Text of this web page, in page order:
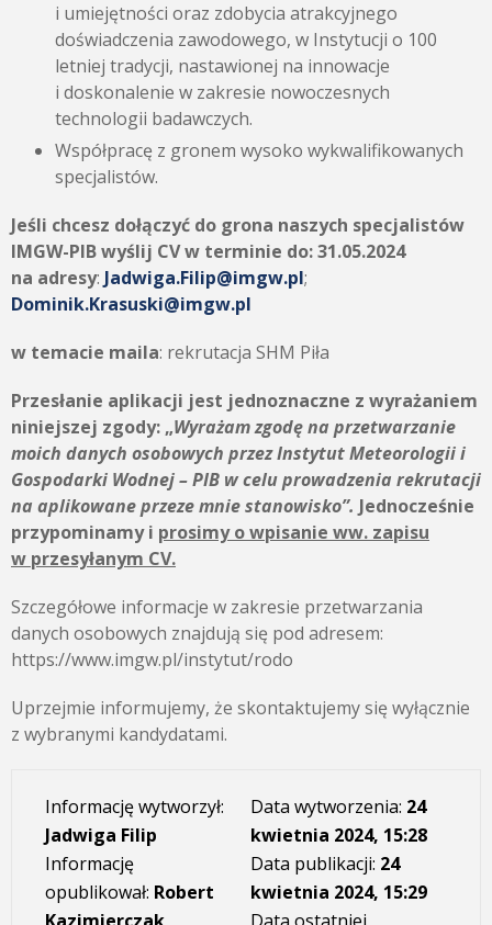
i umiejętności oraz zdobycia atrakcyjnego
doświadczenia zawodowego, w Instytucji o 100
letniej tradycji, nastawionej na innowacje
i doskonalenie w zakresie nowoczesnych
technologii badawczych.
Współpracę z gronem wysoko wykwalifikowanych
specjalistów.
Jeśli chcesz dołączyć do grona naszych specjalistów
IMGW-PIB wyślij CV w terminie do:31.05.2024
na adresy: Jadwiga.Filip@imgw.pl;
Dominik.Krasuski@imgw.pl
w temacie maila: rekrutacja SHM Piła
Przesłanie aplikacji jest jednoznaczne z wyrażaniem
niniejszej zgody: „Wyrażam zgodę na przetwarzanie
moich danych osobowych przezInstytut Meteorologii i
Gospodarki Wodnej – PIB w celu prowadzenia rekrutacji
na aplikowane przeze mnie stanowisko”. Jednocześnie
przypominamy i prosimy o wpisanie ww. zapisu
w przesyłanym CV.
Szczegółowe informacje w zakresie przetwarzania
danych osobowych znajdują się pod adresem:
https://www.imgw.pl/instytut/rodo
Uprzejmie informujemy, że skontaktujemy się wyłącznie
z wybranymi kandydatami.
Informację wytworzył:
Jadwiga Filip
Informację
opublikował: Robert
Data wytworzenia: 24
kwietnia 2024, 15:28
Data publikacji: 24
kwietnia 2024, 15:29